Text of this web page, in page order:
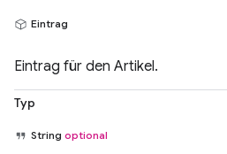
Eintrag
Eintrag für den Artikel.
Typ
String optional